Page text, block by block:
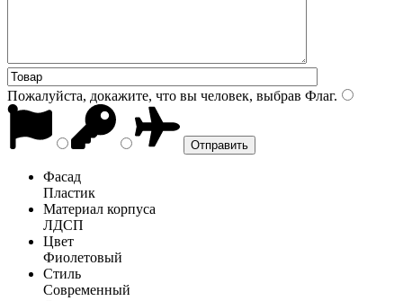
Пожалуйста, докажите, что вы человек, выбрав Флаг.
Фасад
Пластик
Материал корпуса
ЛДСП
Цвет
Фиолетовый
Стиль
Современный